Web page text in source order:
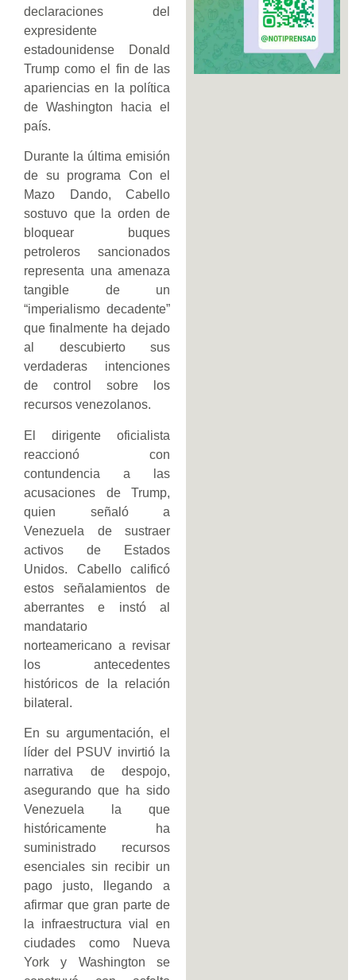
declaraciones del
expresidente
estadounidense Donald
Trump como el fin de las
apariencias en la política
de Washington hacia el
país.
Durante la última emisión
de su programa Con el
Mazo Dando, Cabello
sostuvo que la orden de
bloquear buques
petroleros sancionados
representa una amenaza
tangible de un
“imperialismo decadente”
que finalmente ha dejado
al descubierto sus
verdaderas intenciones
de control sobre los
recursos venezolanos.
El dirigente oficialista
reaccionó con
contundencia a las
acusaciones de Trump,
quien señaló a
Venezuela de sustraer
activos de Estados
Unidos. Cabello calificó
estos señalamientos de
aberrantes e instó al
mandatario
norteamericano a revisar
los antecedentes
históricos de la relación
bilateral.
En su argumentación, el
líder del PSUV invirtió la
narrativa de despojo,
asegurando que ha sido
Venezuela la que
históricamente ha
suministrado recursos
esenciales sin recibir un
pago justo, llegando a
afirmar que gran parte de
la infraestructura vial en
ciudades como Nueva
York y Washington se